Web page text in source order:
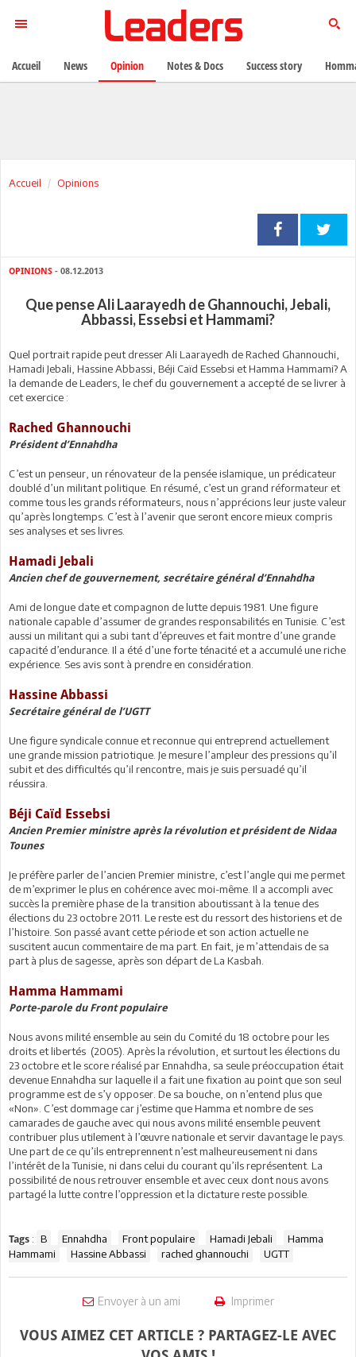
Accueil Opinions
OPINIONS - 08.12.2013
Que pense Ali Laarayedh de Ghannouchi, Jebali,
Abbassi, Essebsi et Hammami?
Quel portrait rapide peut dresser Ali Laarayedh de Rached Ghannouchi,
Hamadi Jebali, Hassine Abbassi, Béji Caïd Essebsi et Hamma Hammami? A
la demande de Leaders, le chef du gouvernement a accepté de se livrer à
cet exercice :
Rached Ghannouchi
Président d’Ennahdha
C’est un penseur, un rénovateur de la pensée islamique, un prédicateur
doublé d’un militant politique. En résumé, c’est un grand réformateur et
comme tous les grands réformateurs, nous n’apprécions leur juste valeur
qu’après longtemps. C’est à l’avenir que seront encore mieux compris
ses analyses et ses livres.
Hamadi Jebali
Ancien chef de gouvernement, secrétaire général d’Ennahdha
Ami de longue date et compagnon de lutte depuis 1981. Une figure
nationale capable d’assumer de grandes responsabilités en Tunisie. C’est
aussi un militant qui a subi tant d’épreuves et fait montre d’une grande
capacité d’endurance. Il a été d’une forte ténacité et a accumulé une riche
expérience. Ses avis sont à prendre en considération.
Hassine Abbassi
Secrétaire général de l’UGTT
Une figure syndicale connue et reconnue qui entreprend actuellement
une grande mission patriotique. Je mesure l’ampleur des pressions qu’il
subit et des difficultés qu’il rencontre, mais je suis persuadé qu’il
réussira.
Béji Caïd Essebsi
Ancien Premier ministre après la révolution et président de Nidaa
Tounes
Je préfère parler de l’ancien Premier ministre, c’est l’angle qui me permet
de m’exprimer le plus en cohérence avec moi-même. Il a accompli avec
succès la première phase de la transition aboutissant à la tenue des
élections du 23 octobre 2011. Le reste est du ressort des historiens et de
l’histoire. Son passé avant cette période et son action actuelle ne
suscitent aucun commentaire de ma part. En fait, je m’attendais de sa
part à plus de sagesse, après son départ de La Kasbah.
Hamma Hammami
Porte-parole du Front populaire
Nous avons milité ensemble au sein du Comité du 18 octobre pour les
droits et libertés (2005). Après la révolution, et surtout les élections du
23 octobre et le score réalisé par Ennahdha, sa seule préoccupation était
devenue Ennahdha sur laquelle il a fait une fixation au point que son seul
programme est de s’y opposer. De sa bouche, on n’entend plus que
«Non». C’est dommage car j’estime que Hamma et nombre de ses
camarades de gauche avec qui nous avons milité ensemble peuvent
contribuer plus utilement à l’œuvre nationale et servir davantage le pays.
Une part de ce qu’ils entreprennent n’est malheureusement ni dans
l’intérêt de la Tunisie, ni dans celui du courant qu’ils représentent. La
possibilité de nous retrouver ensemble et avec ceux dont nous avons
partagé la lutte contre l’oppression et la dictature reste possible.
Tags : B Ennahdha Front populaire Hamadi Jebali
Hamma
Hammami
Hassine Abbassi rached ghannouchi UGTT
Envoyer à un ami Imprimer
VOUS AIMEZ CET ARTICLE ? PARTAGEZ-LE AVEC
Accueil News Opinion Notes & Docs Success story